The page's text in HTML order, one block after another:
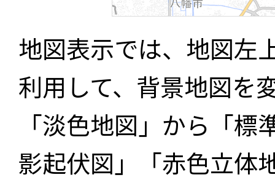
地図表示では、地図左
利用して、背景地図を
「淡色地図」から「
影起伏図」「赤色立体